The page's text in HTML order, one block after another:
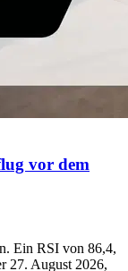
vor dem
Ein RSI von 86,4,
27. August 2026,